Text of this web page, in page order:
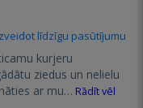
līdzīgu pasūtījumu
kurjeru
ziedus un nelielu
ar mu… Rādīt vēl